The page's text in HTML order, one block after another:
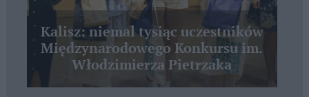
Kalisz: niemal tysiąc uczestników
Międzynarodowego Konkursu im.
Włodzimierza Pietrzaka